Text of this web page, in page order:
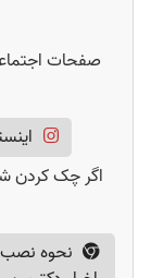
اگر چک کردن
نحوه